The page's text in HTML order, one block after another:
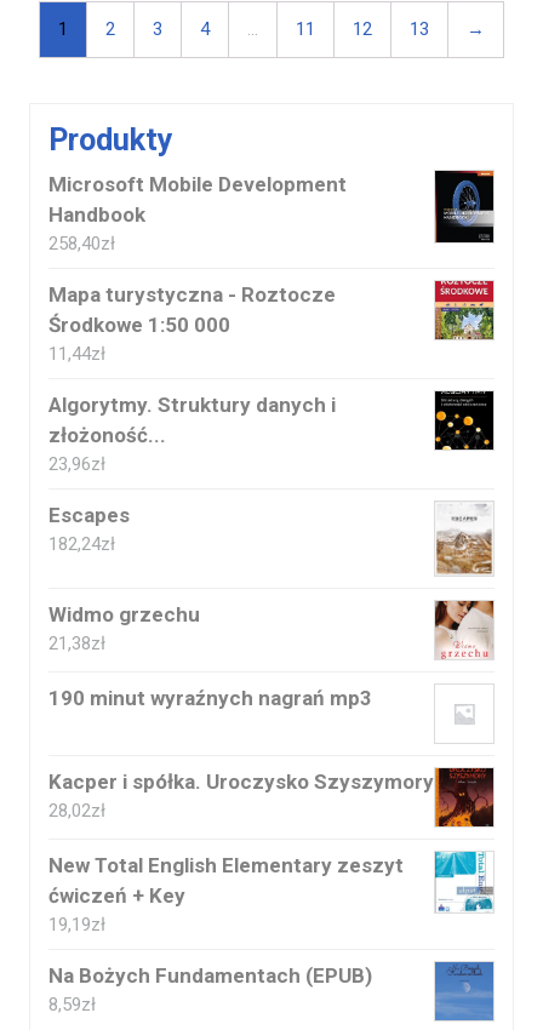
1 2 3 4 … 11 12 13 →
Produkty
Microsoft Mobile Development
Handbook
258,40zł
Mapa turystyczna - Roztocze
Środkowe 1:50 000
11,44zł
Algorytmy. Struktury danych i
złożoność...
23,96zł
Escapes
182,24zł
Widmo grzechu
21,38zł
190 minut wyraźnych nagrań mp3
Kacper i spółka. Uroczysko Szyszymory
28,02zł
New Total English Elementary zeszyt
ćwiczeń + Key
19,19zł
Na Bożych Fundamentach (EPUB)
8,59zł